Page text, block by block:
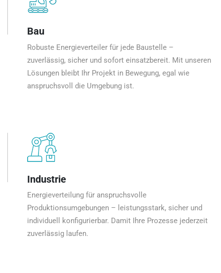
Bau
Robuste Energieverteiler für jede Baustelle –
zuverlässig, sicher und sofort einsatzbereit. Mit unseren
Lösungen bleibt Ihr Projekt in Bewegung, egal wie
anspruchsvoll die Umgebung ist.
Industrie
Energieverteilung für anspruchsvolle
Produktionsumgebungen – leistungsstark, sicher und
individuell konfigurierbar. Damit Ihre Prozesse jederzeit
zuverlässig laufen.